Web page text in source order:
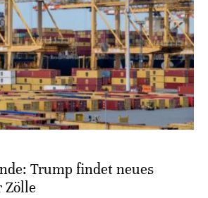
Trump findet neues
Zölle